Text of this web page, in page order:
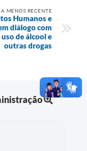
MENOS RECENTE
Humanos e
diálogo com
de álcool e
outras drogas